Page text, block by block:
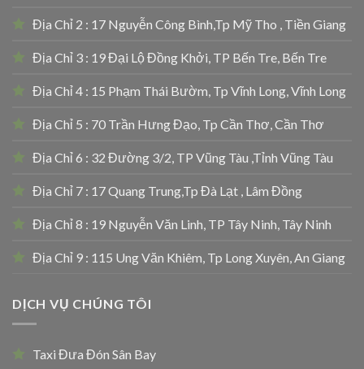
Địa Chỉ 2 : 17 Nguyễn Công Bình,Tp Mỹ Tho , Tiền Giang
Địa Chỉ 3 : 19 Đại Lộ Đồng Khởi, TP Bến Tre, Bến Tre
Địa Chỉ 4 : 15 Phạm Thái Bườm, Tp Vĩnh Long, Vĩnh Long
Địa Chỉ 5 : 70 Trần Hưng Đạo, Tp Cần Thơ, Cần Thơ
Địa Chỉ 6 : 32 Đường 3/2, TP Vũng Tàu ,Tỉnh Vũng Tàu
Địa Chỉ 7 : 17 Quang Trung,Tp Đà Lạt , Lâm Đồng
Địa Chỉ 8 : 19 Nguyễn Văn Linh, TP Tây Ninh, Tây Ninh
Địa Chỉ 9 : 115 Ung Văn Khiêm, Tp Long Xuyên, An Giang
DỊCH VỤ CHÚNG TÔI
Taxi Đưa Đón Sân Bay